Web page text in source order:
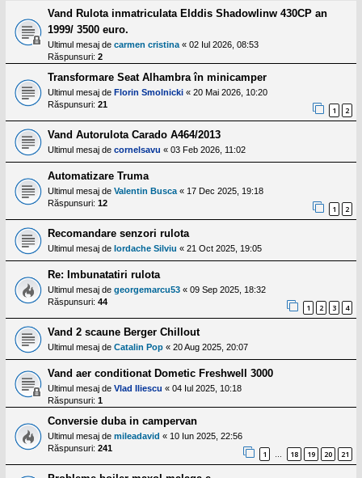
n
i
a
Vand Rulota inmatriculata Elddis Shadowlinw 430CP an
1999/ 3500 euro.
Ultimul mesaj de carmen cristina « 02 Iul 2026, 08:53
Răspunsuri: 2
Transformare Seat Alhambra în minicamper
Ultimul mesaj de Florin Smolnicki « 20 Mai 2026, 10:20
Răspunsuri: 21
1 2
Vand Autorulota Carado A464/2013
Ultimul mesaj de cornelsavu « 03 Feb 2026, 11:02
Automatizare Truma
Ultimul mesaj de Valentin Busca « 17 Dec 2025, 19:18
Răspunsuri: 12
1 2
Recomandare senzori rulota
Ultimul mesaj de Iordache Silviu « 21 Oct 2025, 19:05
Re: Imbunatatiri rulota
Ultimul mesaj de georgemarcu53 « 09 Sep 2025, 18:32
Răspunsuri: 44
1 2 3 4
Vand 2 scaune Berger Chillout
Ultimul mesaj de Catalin Pop « 20 Aug 2025, 20:07
Vand aer conditionat Dometic Freshwell 3000
Ultimul mesaj de Vlad Iliescu « 04 Iul 2025, 10:18
Răspunsuri: 1
Conversie duba in campervan
Ultimul mesaj de mileadavid « 10 Iun 2025, 22:56
Răspunsuri: 241
1 18 19 20 21